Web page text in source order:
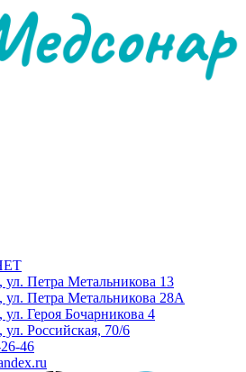
ул. Петра Метальникова 13
ул. Петра Метальникова 28А
ул. Героя Бочарникова 4
ул. Российская, 70/6
46